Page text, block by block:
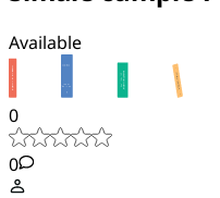
Available
0
0